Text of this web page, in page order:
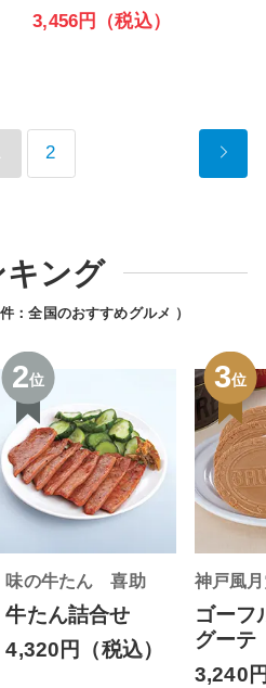
3,456円（税込）
2
キング
：全国のおすすめグルメ ）
2位
味の牛たん 喜助
牛たん詰合せ
4,320円（税込）
3位
神戸風
ゴーフ
グーテ
3,240